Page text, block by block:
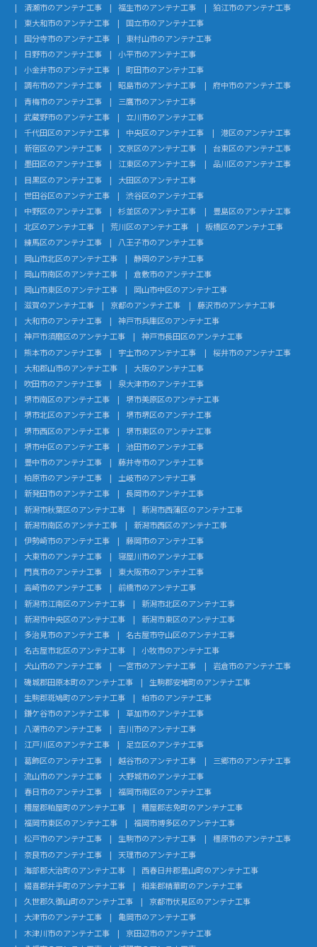
清瀬市のアンテナ工事
福生市のアンテナ工事
狛江市のアンテナ工事
東大和市のアンテナ工事
国立市のアンテナ工事
国分寺市のアンテナ工事
東村山市のアンテナ工事
日野市のアンテナ工事
小平市のアンテナ工事
小金井市のアンテナ工事
町田市のアンテナ工事
調布市のアンテナ工事
昭島市のアンテナ工事
府中市のアンテナ工事
青梅市のアンテナ工事
三鷹市のアンテナ工事
武蔵野市のアンテナ工事
立川市のアンテナ工事
千代田区のアンテナ工事
中央区のアンテナ工事
港区のアンテナ工事
新宿区のアンテナ工事
文京区のアンテナ工事
台東区のアンテナ工事
墨田区のアンテナ工事
江東区のアンテナ工事
品川区のアンテナ工事
目黒区のアンテナ工事
大田区のアンテナ工事
世田谷区のアンテナ工事
渋谷区のアンテナ工事
中野区のアンテナ工事
杉並区のアンテナ工事
豊島区のアンテナ工事
北区のアンテナ工事
荒川区のアンテナ工事
板橋区のアンテナ工事
練馬区のアンテナ工事
八王子市のアンテナ工事
岡山市北区のアンテナ工事
静岡のアンテナ工事
岡山市南区のアンテナ工事
倉敷市のアンテナ工事
岡山市東区のアンテナ工事
岡山市中区のアンテナ工事
滋賀のアンテナ工事
京都のアンテナ工事
藤沢市のアンテナ工事
大和市のアンテナ工事
神戸市兵庫区のアンテナ工事
神戸市須磨区のアンテナ工事
神戸市長田区のアンテナ工事
熊本市のアンテナ工事
宇土市のアンテナ工事
桜井市のアンテナ工事
大和郡山市のアンテナ工事
大阪のアンテナ工事
吹田市のアンテナ工事
泉大津市のアンテナ工事
堺市南区のアンテナ工事
堺市美原区のアンテナ工事
堺市北区のアンテナ工事
堺市堺区のアンテナ工事
堺市西区のアンテナ工事
堺市東区のアンテナ工事
堺市中区のアンテナ工事
池田市のアンテナ工事
豊中市のアンテナ工事
藤井寺市のアンテナ工事
柏原市のアンテナ工事
土岐市のアンテナ工事
新発田市のアンテナ工事
長岡市のアンテナ工事
新潟市秋葉区のアンテナ工事
新潟市西蒲区のアンテナ工事
新潟市南区のアンテナ工事
新潟市西区のアンテナ工事
伊勢崎市のアンテナ工事
藤岡市のアンテナ工事
大東市のアンテナ工事
寝屋川市のアンテナ工事
門真市のアンテナ工事
東大阪市のアンテナ工事
高崎市のアンテナ工事
前橋市のアンテナ工事
新潟市江南区のアンテナ工事
新潟市北区のアンテナ工事
新潟市中央区のアンテナ工事
新潟市東区のアンテナ工事
多治見市のアンテナ工事
名古屋市守山区のアンテナ工事
名古屋市北区のアンテナ工事
小牧市のアンテナ工事
犬山市のアンテナ工事
一宮市のアンテナ工事
岩倉市のアンテナ工事
磯城郡田原本町のアンテナ工事
生駒郡安堵町のアンテナ工事
生駒郡斑鳩町のアンテナ工事
柏市のアンテナ工事
鎌ケ谷市のアンテナ工事
草加市のアンテナ工事
八潮市のアンテナ工事
吉川市のアンテナ工事
江戸川区のアンテナ工事
足立区のアンテナ工事
葛飾区のアンテナ工事
越谷市のアンテナ工事
三郷市のアンテナ工事
流山市のアンテナ工事
大野城市のアンテナ工事
春日市のアンテナ工事
福岡市南区のアンテナ工事
糟屋郡粕屋町のアンテナ工事
糟屋郡志免町のアンテナ工事
福岡市東区のアンテナ工事
福岡市博多区のアンテナ工事
松戸市のアンテナ工事
生駒市のアンテナ工事
橿原市のアンテナ工事
奈良市のアンテナ工事
天理市のアンテナ工事
海部郡大治町のアンテナ工事
西春日井郡豊山町のアンテナ工事
綴喜郡井手町のアンテナ工事
相楽郡精華町のアンテナ工事
久世郡久御山町のアンテナ工事
京都市伏見区のアンテナ工事
大津市のアンテナ工事
亀岡市のアンテナ工事
木津川市のアンテナ工事
京田辺市のアンテナ工事